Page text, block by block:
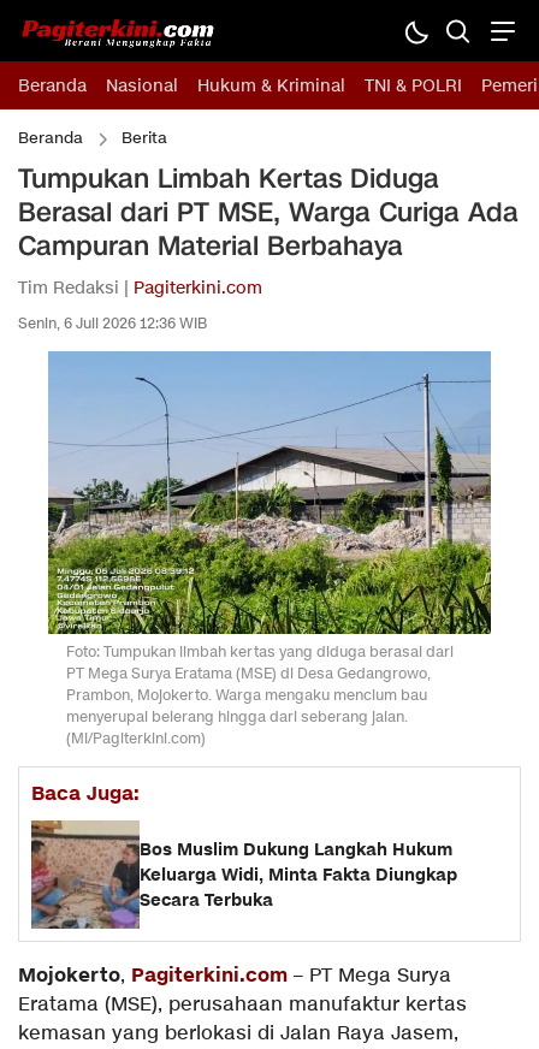
Beranda Nasional Hukum & Kriminal TNI & POLRI
Beranda Berita
Tumpukan Limbah Kertas Diduga
Berasal dari PT MSE, Warga Curiga Ada
Campuran Material Berbahaya
Tim Redaksi | Pagiterkini.com
Senin, 6 Juli 2026 12:36 WIB
Foto: Tumpukan limbah kertas yang diduga berasal dari
PT Mega Surya Eratama (MSE) di Desa Gedangrowo,
Prambon, Mojokerto. Warga mengaku mencium bau
menyerupai belerang hingga dari seberang jalan.
(Ml/Pagiterkini.com)
Baca Juga:
Bos Muslim Dukung Langkah Hukum
Keluarga Widi, Minta Fakta Diungkap
Secara Terbuka
Mojokerto, Pagiterkini.com – PT Mega Surya
Eratama (MSE), perusahaan manufaktur kertas
kemasan yang berlokasi di Jalan Raya Jasem,